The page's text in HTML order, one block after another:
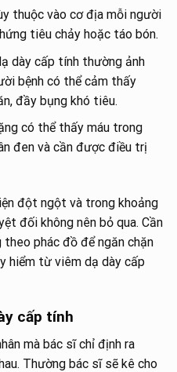
thuộc vào cơ địa mỗi người
tiêu chảy hoặc táo bón.
dày cấp tính thường ảnh
bệnh có thể cảm thấy
đầy bụng khó tiêu.
có thể thấy máu trong
đen và cần được điều trị
đột ngột và trong khoảng
đối không nên bỏ qua. Cần
phác đồ để ngăn chặn
hiểm từ viêm dạ dày cấp
cấp tính
mà bác sĩ chỉ định ra
Thường bác sĩ sẽ kê cho